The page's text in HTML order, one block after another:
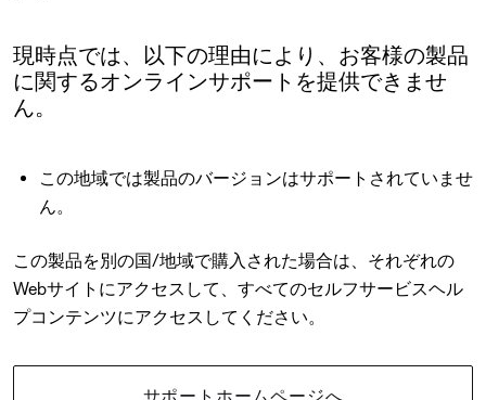
現時点では、以下の理由により、お客様の製品
に関するオンラインサポートを提供できませ
ん。
この地域では製品のバージョンはサポートされていませ
ん。
この製品を別の国/地域で購入された場合は、それぞれの
Webサイトにアクセスして、すべてのセルフサービスヘル
プコンテンツにアクセスしてください。
サポートホームページへ